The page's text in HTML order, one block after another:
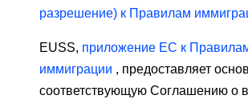
разрешение) к Правилам
EUSS, приложение ЕС к
иммиграции , предоставляет
соответствующую Соглашению о